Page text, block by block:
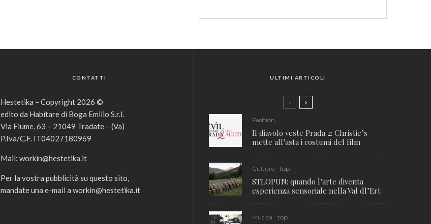
CONTATTI
Hestetika – Copyright 2026 ©
edito da Habitare di Boga Emilio S.r.l.
Via Fiume, 63 – 21049 Tradate – (Va)
P.Iva/C.F. IT04027180969
Mail: workin@hestetika.it
Per la vostra pubblicità su questo sito,
mandate una e-mail a workin@hestetika.it
ULTIMI ARTICOLI
Fashion
Il diavolo veste Prada 2: Christie’s
mette all’asta i costumi del film
Culture top
STLOPUN: quando l’arte diventa
esperienza sensoriale nella Val dl’Ert
Musica top